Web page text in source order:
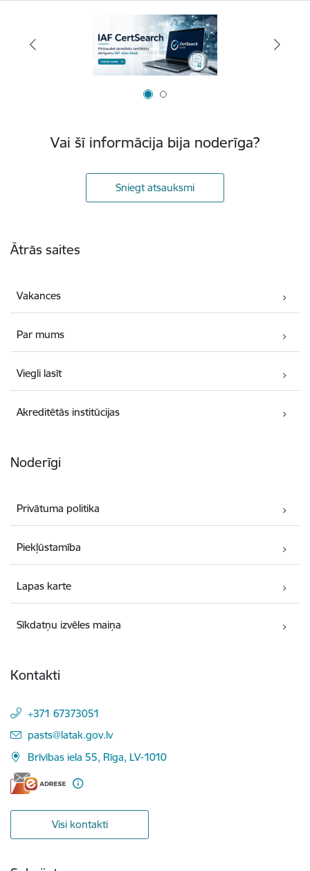
Vai šī informācija bija noderīga?
Sniegt atsauksmi
Ātrās saites
Vakances
Par mums
Viegli lasīt
Akreditētās institūcijas
Noderīgi
Privātuma politika
Piekļūstamība
Lapas karte
Sīkdatņu izvēles maiņa
Kontakti
+371 67373051
E-pasts:
pasts@latak.gov.lv
Brīvības iela 55, Rīga, LV-1010
Visi kontakti